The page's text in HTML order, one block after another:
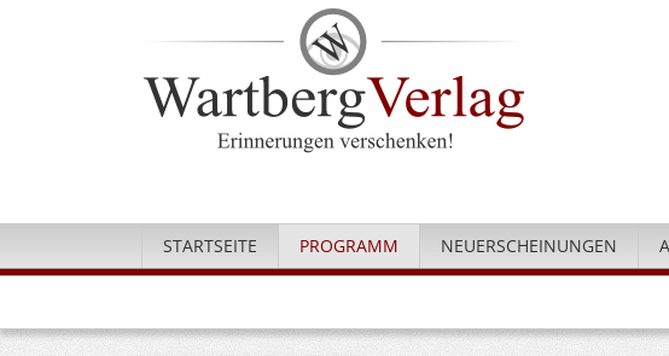
STARTSEITE PROGRAMM NEUERSCHEINUNGEN